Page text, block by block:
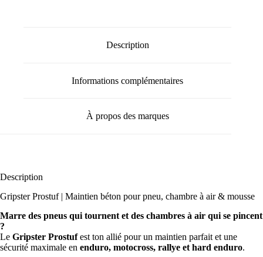
Description
Informations complémentaires
À propos des marques
Description
Gripster Prostuf | Maintien béton pour pneu, chambre à air & mousse
Marre des pneus qui tournent et des chambres à air qui se pincent
?
Le Gripster Prostufest ton allié pour un maintien parfait et une
sécurité maximale en enduro, motocross, rallye et hard enduro.